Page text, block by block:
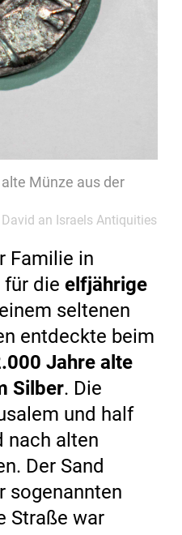
Münze aus der
an Israels Antiquities
Familie in
für die elfjährige
seltenen
entdeckte beim
Jahre alte
Silber. Die
und half
nach alten
Der Sand
sogenannten
Straße war